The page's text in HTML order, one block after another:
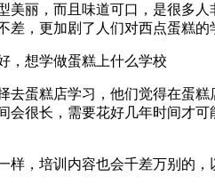
美丽，而且味道可口，是很多
差，更加剧了人们对西点蛋糕的
去蛋糕店学习，他们觉得在蛋
会很长，需要花好几年时间才
样，培训内容也会千差万别的